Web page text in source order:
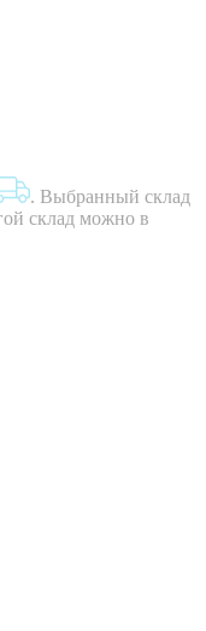
. Выбранный склад
склад можно в